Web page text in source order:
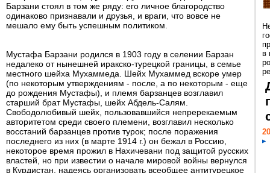
Барзани стоял в том же ряду: его личное благородство
одинаково признавали и друзья, и враги, что вовсе не
мешало ему быть успешным политиком.
Мустафа Барзани родился в 1903 году в селении Барзан
недалеко от нынешней иракско-турецкой границы, в семье
местного шейха Мухаммеда. Шейх Мухаммед вскоре умер
(по некоторым утверждениям - после, а по некоторым - еще
до рождения Мустафы), и племя барзанцев возглавил
старший брат Мустафы, шейх Абдель-Салям.
Свободолюбивый шейх, пользовавшийся непререкаемым
авторитетом среди своего племени, возглавил несколько
восстаний барзанцев против турок; после поражения
последнего из них (в марте 1914 г.) он бежал в Россию,
некоторое время прожил в Нахичевани под защитой русских
властей, но при известии о начале мировой войны вернулся
в Курдистан, надеясь организовать всеобщее антитурецкое
в